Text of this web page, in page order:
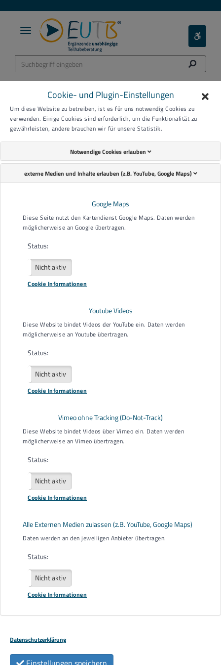
Toggle
navigation
Toggle
Menü
Kesselstr. 10
77652 Offenburg
0781 289488 30
Downloads
Datenschutzerklärung
Flyer EUTB®
Träger der EUTB® der AGBO e. V.
Cookie- und Plugin-Einstellungen
Um diese Website zu betreiben, ist es für uns notwendig Cookies zu
verwenden. Einige Cookies sind erforderlich, um die Funktionalität zu
gewährleisten, andere brauchen wir für unsere Statistik.
Notwendige Cookies erlauben
externe Medien und Inhalte erlauben (z.B. YouTube, Google Maps)
Google Maps
Diese Seite nutzt den Kartendienst Google Maps. Daten werden
möglicherweise an Google übertragen.
Status:
Nicht aktiv
Cookie Informationen
Youtube Videos
Diese Website bindet Videos der YouTube ein. Daten werden
möglicherweise an Youtube übertragen.
Status:
Nicht aktiv
Cookie Informationen
Vimeo ohne Tracking (Do-Not-Track)
Diese Website bindet Videos über Vimeo ein. Daten werden
möglicherweise an Vimeo übertragen.
Status:
Nicht aktiv
Cookie Informationen
Alle Externen Medien zulassen (z.B. YouTube, Google Maps)
Daten werden an den jeweiligen Anbieter übertragen.
Status:
Nicht aktiv
Cookie Informationen
Datenschutzerklärung